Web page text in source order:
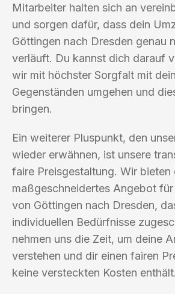
Mitarbeiter halten sich an
und sorgen dafür, dass dein
Göttingen nach Dresden genau
verläuft. Du kannst dich darauf
wir mit höchster Sorgfalt mit
Gegenständen umgehen und
bringen.
Ein weiterer Pluspunkt, den
wieder erwähnen, ist unsere
faire Preisgestaltung. Wir bieten
maßgeschneidertes Angebot
von Göttingen nach Dresden,
individuellen Bedürfnisse
nehmen uns die Zeit, um deine
verstehen und dir einen fairen
keine versteckten Kosten enthält.